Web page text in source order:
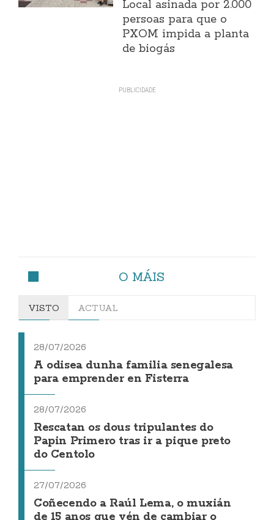
Local asinada por 2.000
persoas para que o
PXOM impida a planta
de biogás
O MÁIS
VISTO ACTUAL
28/07/2026
A odisea dunha familia senegalesa
para emprender en Fisterra
28/07/2026
Rescatan os dous tripulantes do
Papin Primero tras ir a pique preto
do Centolo
27/07/2026
Coñecendo a Raúl Lema, o muxián